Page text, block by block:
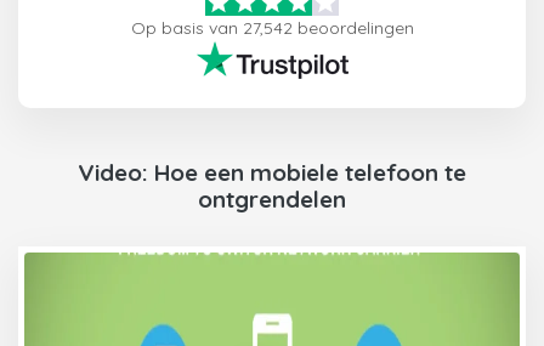
Op basis van 27,542 beoordelingen
Video: Hoe een mobiele telefoon te
ontgrendelen